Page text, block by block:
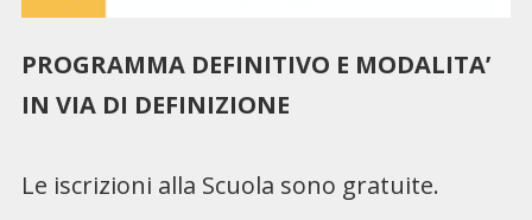
PROGRAMMA DEFINITIVO E MODALITA’
IN VIA DI DEFINIZIONE
Le iscrizioni alla Scuola sono gratuite.